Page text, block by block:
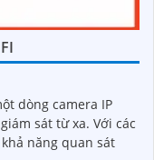
dòng camera IP
từ xa. Với các
năng quan sát